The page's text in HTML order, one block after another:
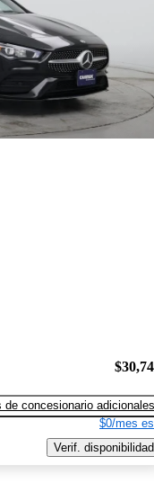
de concesionario adicionales
$0/mes
Verif. disponibilidad